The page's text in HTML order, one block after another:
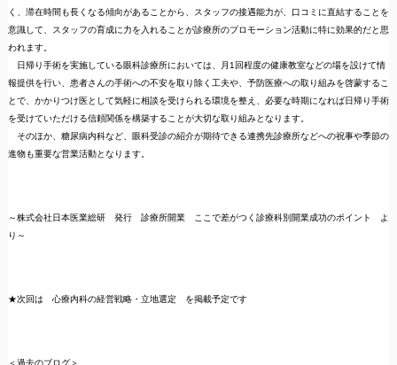
く、滞在時間も長くなる傾向があることから、スタッフの接遇能力が、口コミに直結することを
意識して、スタッフの育成に力を入れることが診療所のプロモーション活動に特に効果的だと思
われます。
日帰り手術を実施している眼科診療所においては、月1回程度の健康教室などの場を設けて情
報提供を行い、患者さんの手術への不安を取り除く工夫や、予防医療への取り組みを啓蒙するこ
とで、かかりつけ医として気軽に相談を受けられる環境を整え、必要な時期になれば日帰り手術
を受けていただける信頼関係を構築することが大切な取り組みとなります。
そのほか、糖尿病内科など、眼科受診の紹介が期待できる連携先診療所などへの祝事や季節の
進物も重要な営業活動となります。
～株式会社日本医業総研 発行 診療所開業 ここで差がつく診療科別開業成功のポイント よ
り～
★次回は 心療内科の経営戦略・立地選定 を掲載予定です
＜過去のブログ＞